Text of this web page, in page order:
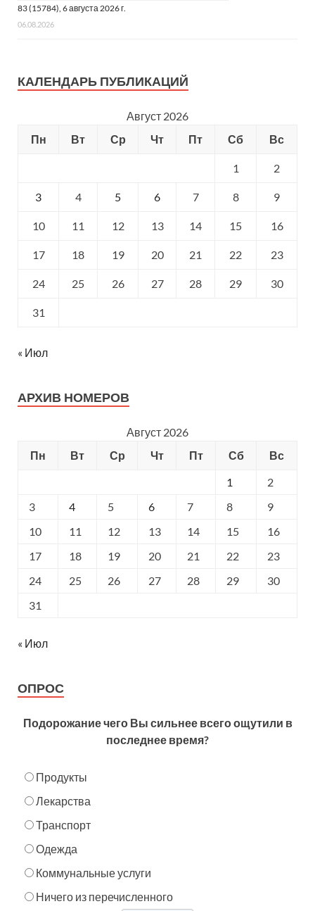
83 (15784), 6 августа 2026 г.
06.08.2026
КАЛЕНДАРЬ ПУБЛИКАЦИЙ
Август 2026
Пн
Вт Ср Чт Пт Сб Вс
1 2
3 4 5 6 7 8 9
10 11 12 13 14 15 16
17 18 19 20 21 22 23
24 25 26 27 28 29 30
31
« Июл
АРХИВ НОМЕРОВ
Август 2026
Пн
Вт Ср Чт Пт Сб
Вс
1
2
3
4 5 6 7 8
9
10
11 12 13 14 15
16
17
18 19 20 21 22
23
24
25 26 27 28 29
30
31
« Июл
ОПРОС
Подорожание чего Вы сильнее всего ощутили в
последнее время?
Продукты
Лекарства
Транспорт
Одежда
Коммунальные услуги
Ничего из перечисленного